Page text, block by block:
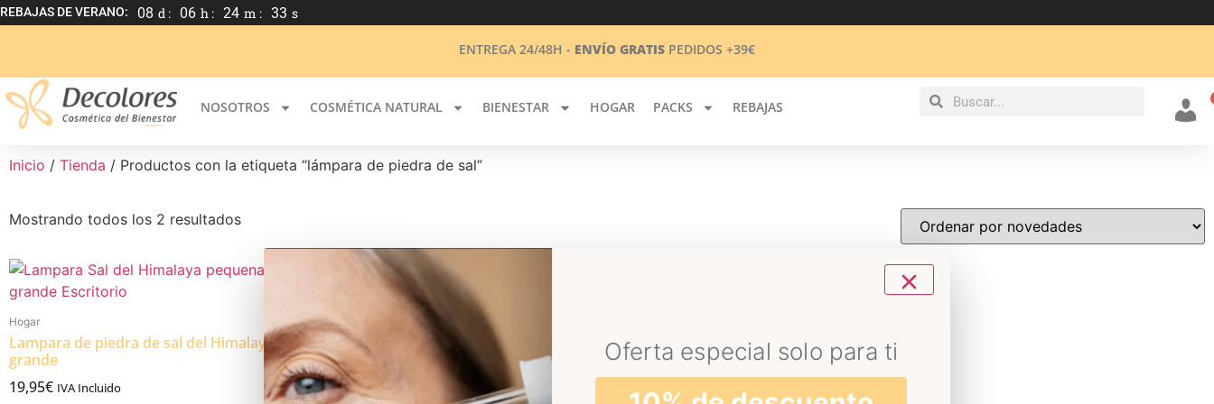
REBAJAS DE VERANO: 08 d : 06 h : 24 m : 33 s
ENTREGA 24/48H - ENVÍO GRATIS PEDIDOS +39€
NOSOTROS COSMÉTICA NATURAL BIENESTAR HOGAR PACKS REBAJAS
Mi
Inicio / Tienda / Productos con la etiqueta “lámpara de piedra de sal”
Mostrando todos los 2 resultados
Hogar
Lampara de piedra de sal del Himalaya
grande
19,95€ IVA Incluido
Hogar
Lampara de piedra de sal del Himalaya
pequeña USB
Valorado
Oferta especial solo para ti